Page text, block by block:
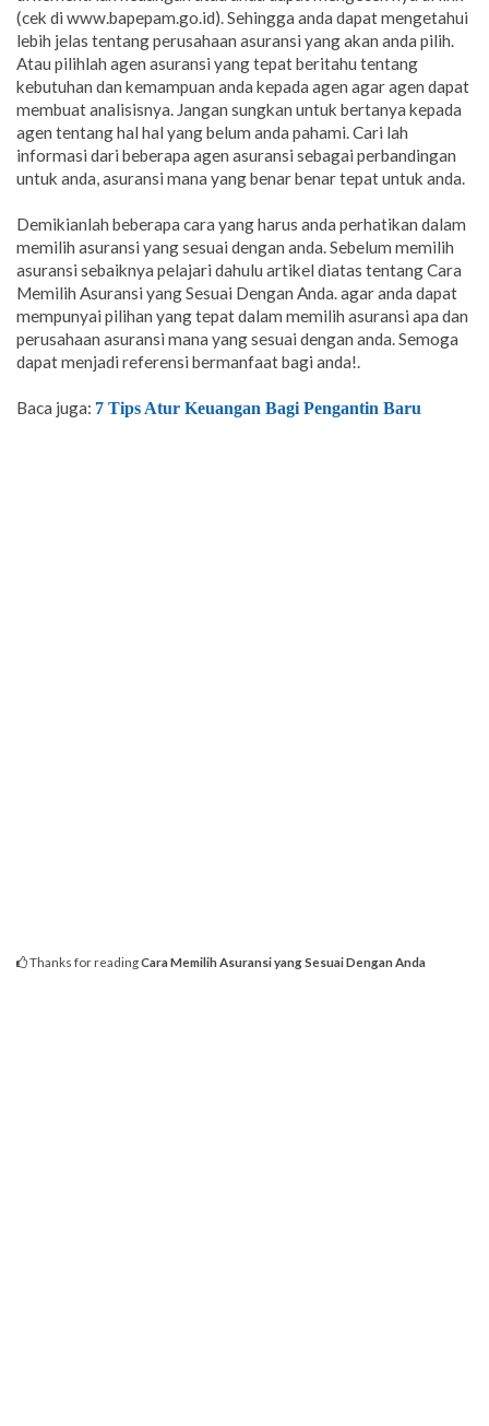
(cek di www.bapepam.go.id). Sehingga anda dapat mengetahui
lebih jelas tentang perusahaan asuransi yang akan anda pilih.
Atau pilihlah agen asuransi yang tepat beritahu tentang
kebutuhan dan kemampuan anda kepada agen agar agen dapat
membuat analisisnya. Jangan sungkan untuk bertanya kepada
agen tentang hal hal yang belum anda pahami. Cari lah
informasi dari beberapa agen asuransi sebagai perbandingan
untuk anda, asuransi mana yang benar benar tepat untuk anda.
Demikianlah beberapa cara yang harus anda perhatikan dalam
memilih asuransi yang sesuai dengan anda. Sebelum memilih
asuransi sebaiknya pelajari dahulu artikel diatas tentang Cara
Memilih Asuransi yang Sesuai Dengan Anda. agar anda dapat
mempunyai pilihan yang tepat dalam memilih asuransi apa dan
perusahaan asuransi mana yang sesuai dengan anda. Semoga
dapat menjadi referensi bermanfaat bagi anda!.
Baca juga: 7 Tips Atur Keuangan Bagi Pengantin Baru
Thanks for readingCara Memilih Asuransi yang Sesuai Dengan Anda